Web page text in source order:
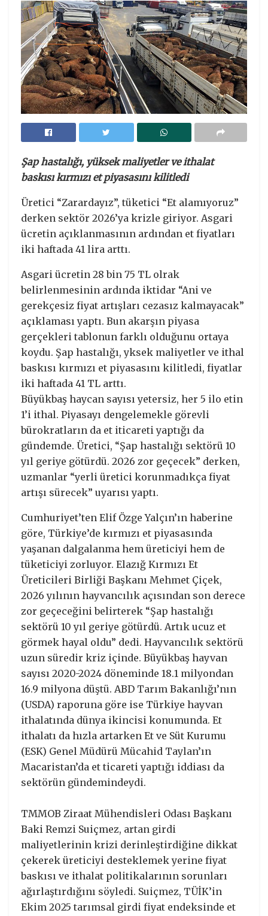
Şap hastalığı, yüksek maliyetler ve ithalat
baskısı kırmızı et piyasasını kilitledi
Üretici “Zarardayız”, tüketici “Et alamıyoruz”
derken sektör 2026’ya krizle giriyor. Asgari
ücretin açıklanmasının ardından et fiyatları
iki haftada 41 lira arttı.
Asgari ücretin 28 bin 75 TL olrak
belirlenmesinin ardında iktidar “Ani ve
gerekçesiz fiyat artışları cezasız kalmayacak”
açıklaması yaptı. Bun akarşın piyasa
gerçekleri tablonun farklı olduğunu ortaya
koydu. Şap hastalığı, yksek maliyetler ve ithal
baskısı kırmızı et piyasasını kilitledi, fiyatlar
iki haftada 41 TL arttı.
Büyükbaş haycan sayısı yetersiz, her 5 ilo etin
1’i ithal. Piyasayı dengelemekle görevli
bürokratların da et iticareti yaptığı da
gündemde. Üretici, “Şap hastalığı sektörü 10
yıl geriye götürdü. 2026 zor geçecek” derken,
uzmanlar “yerli üretici korunmadıkça fiyat
artışı sürecek” uyarısı yaptı.
Cumhuriyet’ten Elif Özge Yalçın’ın haberine
göre, Türkiye’de kırmızı et piyasasında
yaşanan dalgalanma hem üreticiyi hem de
tüketiciyi zorluyor. Elazığ Kırmızı Et
Üreticileri Birliği Başkanı Mehmet Çiçek,
2026 yılının hayvancılık açısından son derece
zor geçeceğini belirterek “Şap hastalığı
sektörü 10 yıl geriye götürdü. Artık ucuz et
görmek hayal oldu” dedi. Hayvancılık sektörü
uzun süredir kriz içinde. Büyükbaş hayvan
sayısı 2020-2024 döneminde 18.1 milyondan
16.9 milyona düştü. ABD Tarım Bakanlığı’nın
(USDA) raporuna göre ise Türkiye hayvan
ithalatında dünya ikincisi konumunda. Et
ithalatı da hızla artarken Et ve Süt Kurumu
(ESK) Genel Müdürü Mücahid Taylan’ın
Macaristan’da et ticareti yaptığı iddiası da
sektörün gündemindeydi.
TMMOB Ziraat Mühendisleri Odası Başkanı
Baki Remzi Suiçmez, artan girdi
maliyetlerinin krizi derinleştirdiğine dikkat
çekerek üreticiyi desteklemek yerine fiyat
baskısı ve ithalat politikalarının sorunları
ağırlaştırdığını söyledi. Suiçmez, TÜİK’in
Ekim 2025 tarımsal girdi fiyat endeksinde et